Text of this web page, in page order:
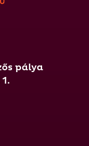
pálya